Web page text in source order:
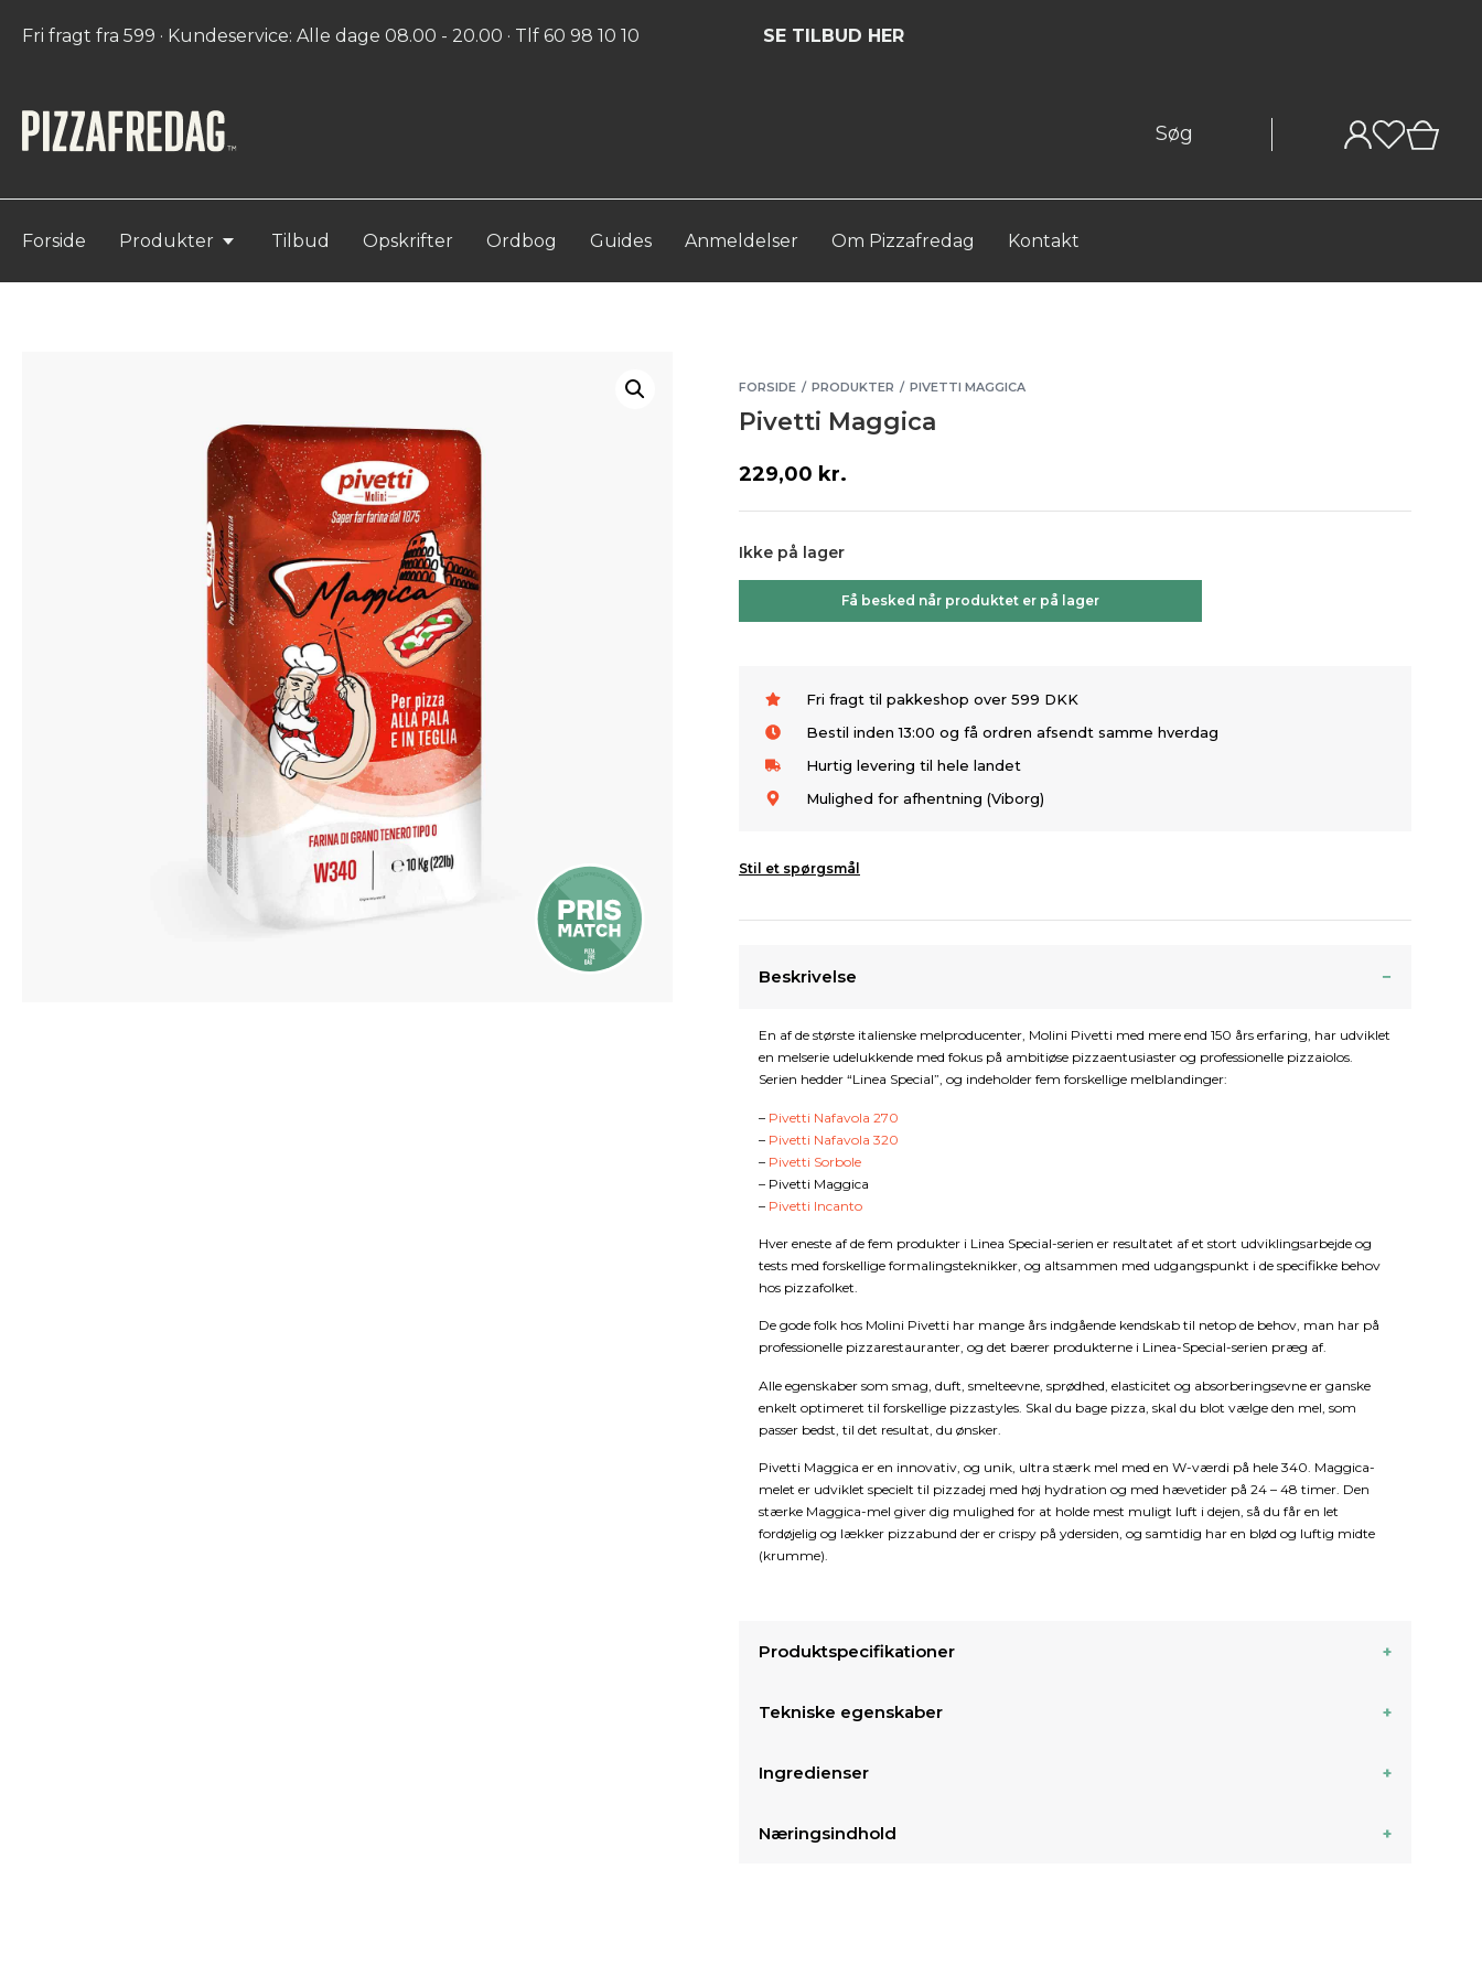
Fri fragt fra 599 · Kundeservice: Alle dage 08.00 - 20.00 · Tlf 60 98 10 10 SE TILBUD HER
Forside Produkter Tilbud Opskrifter Ordbog Guides Anmeldelser Om Pizzafredag Kontakt
FORSIDE / PRODUKTER / PIVETTI MAGGICA
Pivetti Maggica
229,00 kr.
Ikke på lager
Få besked når produktet er på lager
Fri fragt til pakkeshop over 599 DKK
Bestil inden 13:00 og få ordren afsendt samme hverdag
Hurtig levering til hele landet
Mulighed for afhentning (Viborg)
Stil et spørgsmål
Beskrivelse
En af de største italienske melproducenter, Molini Pivetti med mere end 150 års erfaring, har udviklet
en melserie udelukkende med fokus på ambitiøse pizzaentusiaster og professionelle pizzaiolos.
Serien hedder “Linea Special”, og indeholder fem forskellige melblandinger:
– Pivetti Nafavola 270
– Pivetti Nafavola 320
– Pivetti Sorbole
– Pivetti Maggica
– Pivetti Incanto
Hver eneste af de fem produkter i Linea Special-serien er resultatet af et stort udviklingsarbejde og
tests med forskellige formalingsteknikker, og altsammen med udgangspunkt i de specifikke behov
hos pizzafolket.
De gode folk hos Molini Pivetti har mange års indgående kendskab til netop de behov, man har på
professionelle pizzarestauranter, og det bærer produkterne i Linea-Special-serien præg af.
Alle egenskaber som smag, duft, smelteevne, sprødhed, elasticitet og absorberingsevne er ganske
enkelt optimeret til forskellige pizzastyles. Skal du bage pizza, skal du blot vælge den mel, som
passer bedst, til det resultat, du ønsker.
Pivetti Maggica er en innovativ, og unik, ultra stærk mel med en W-værdi på hele 340. Maggica-
melet er udviklet specielt til pizzadej med høj hydration og med hævetider på 24 – 48 timer. Den
stærke Maggica-mel giver dig mulighed for at holde mest muligt luft i dejen, så du får en let
fordøjelig og lækker pizzabund der er crispy på ydersiden, og samtidig har en blød og luftig midte
(krumme).
Produktspecifikationer
Tekniske egenskaber
Ingredienser
Næringsindhold